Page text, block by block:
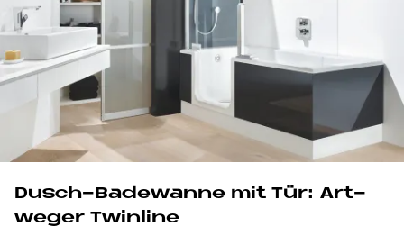
Dusch-Ba­de­wan­ne mit Tür: Art­
we­ger Twin­li­ne